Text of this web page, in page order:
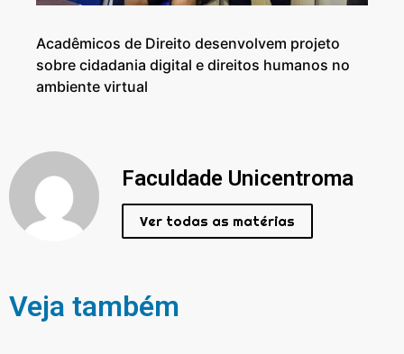
Acadêmicos de Direito desenvolvem projeto
sobre cidadania digital e direitos humanos no
ambiente virtual
Faculdade Unicentroma
Ver todas as matérias
Veja também